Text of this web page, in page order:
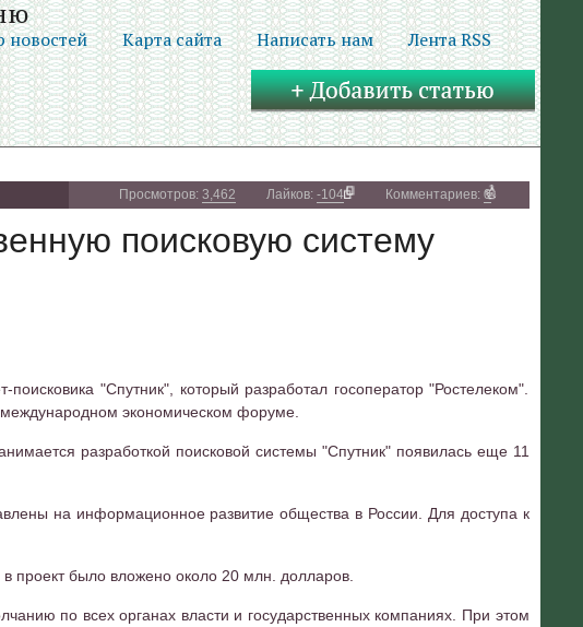
новостей Карта сайта Написать нам Лента RSS
Комментариев: 0
Лайков: -104
Просмотров: 3,462
поисковую систему
"Спутник", который разработал госоператор "Ростелеком".
международном экономическом форуме.
разработкой поисковой системы "Спутник" появилась еще 11
на информационное развитие общества в России. Для доступа к
проект было вложено около 20 млн. долларов.
по всех органах власти и государственных компаниях. При этом